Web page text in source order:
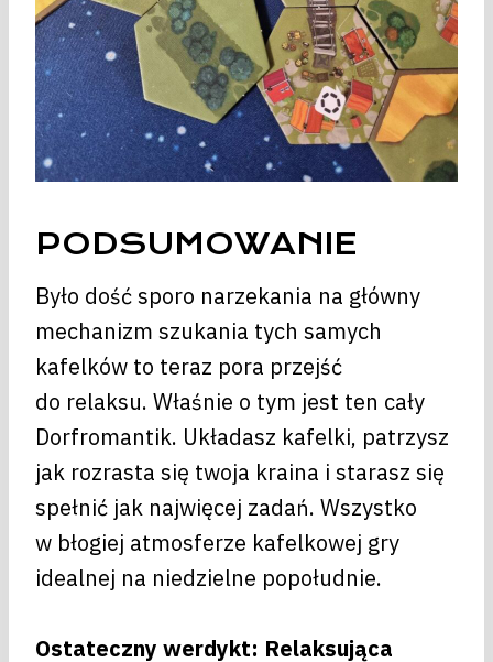
PODSUMOWANIE
Było dość sporo narzekania na główny
mechanizm szukania tych samych
kafelków to teraz pora przejść
do relaksu. Właśnie o tym jest ten cały
Dorfromantik. Układasz kafelki, patrzysz
jak rozrasta się twoja kraina i starasz się
spełnić jak najwięcej zadań. Wszystko
w błogiej atmosferze kafelkowej gry
idealnej na niedzielne popołudnie.
Ostateczny werdykt: Relaksująca